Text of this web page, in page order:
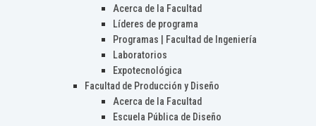
Acerca de la Facultad
Líderes de programa
Programas | Facultad de Ingeniería
Laboratorios
Expotecnológica
Facultad de Producción y Diseño
Acerca de la Facultad
Escuela Pública de Diseño